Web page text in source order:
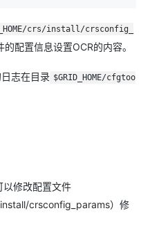
crs/install/crsconfig_
配置信息设置OCR的内容。
志在目录 $GRID_HOME/cfgtoo
以修改配置文件
crsconfig_params）修